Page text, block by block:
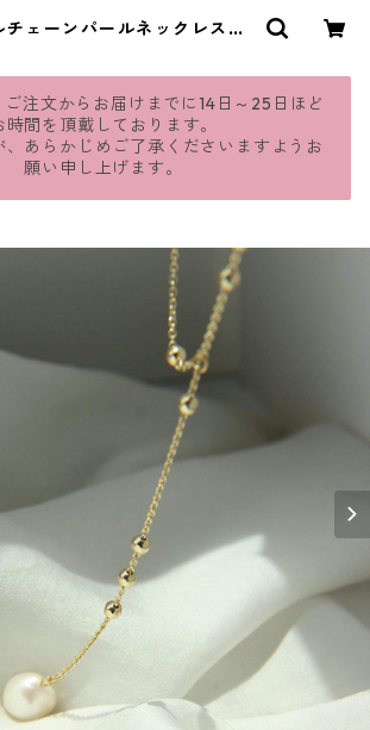
チェーンパールネックレス：1
注文からお届けまでに14日～25日ほど
時間を頂戴しております。
あらかじめご了承くださいますようお
願い申し上げます。